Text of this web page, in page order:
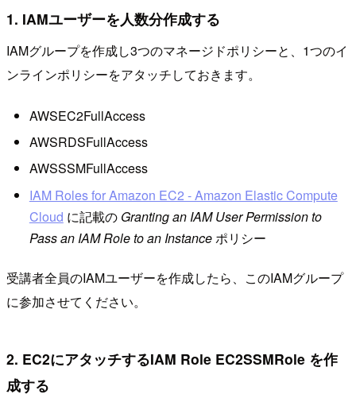
1. IAMユーザーを人数分作成する
IAMグループを作成し3つのマネージドポリシーと、1つのイ
ンラインポリシーをアタッチしておきます。
AWSEC2FullAccess
AWSRDSFullAccess
AWSSSMFullAccess
IAM Roles for Amazon EC2 - Amazon Elastic Compute
Cloud に記載の Granting an IAM User Permission to
Pass an IAM Role to an Instanceポリシー
受講者全員のIAMユーザーを作成したら、このIAMグループ
に参加させてください。
2. EC2にアタッチするIAM Role EC2SSMRole を作
成する